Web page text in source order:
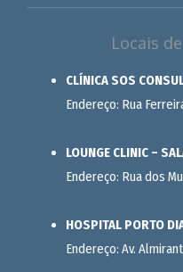
Locais
CLÍNICA SOS
Endereço: Rua
LOUNGE CLINIC –
Endereço: Rua dos
HOSPITAL PORTO
Endereço: Av.